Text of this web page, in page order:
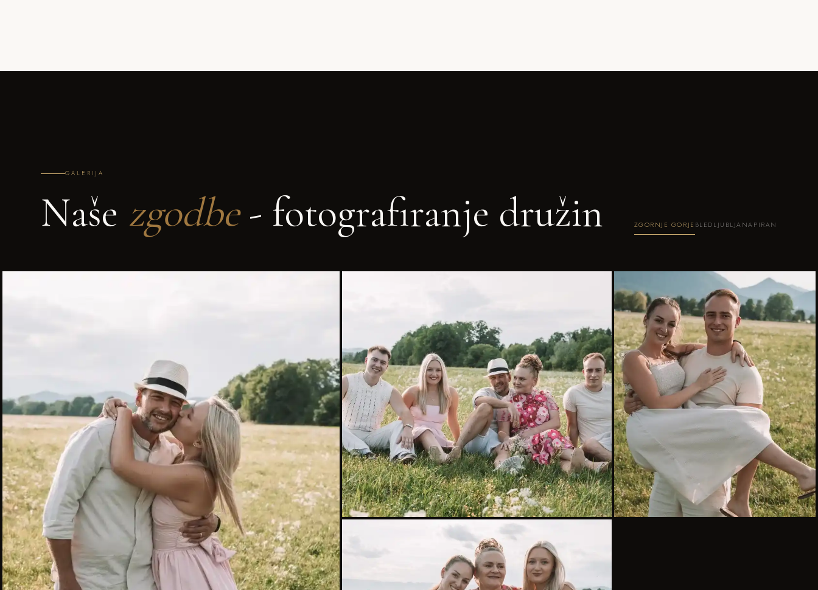
GALERIJA
Naše zgodbe- fotografiranje družin ZGORNJE GORJE BLED LJUBLJANA PIRAN